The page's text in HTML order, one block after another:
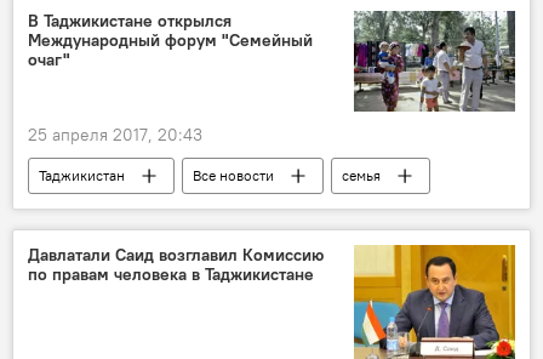
В Таджикистане открылся
Международный форум "Семейный
очаг"
25 апреля 2017, 20:43
Таджикистан Все новости семья
Давлатали Саид возглавил Комиссию
по правам человека в Таджикистане